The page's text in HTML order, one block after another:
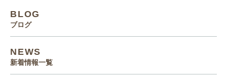
BLOG
ブログ
NEWS
新着情報一覧